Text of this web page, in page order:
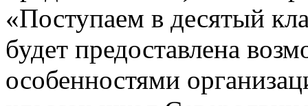
«Поступаем в десятый
будет предоставлена
особенностями